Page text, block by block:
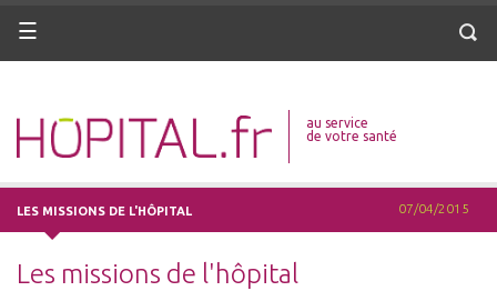
ANNUAIRE
VOTRE SANTÉ
DROITS & DÉMARCHES
MISSIONS
ANNUAIRE
VOTRE SANTÉ
DROITS & DÉMARCHES
MISSIONS
Menu
Menu
au service
de votre santé
LES MISSIONS DE L'HÔPITAL 07/04/2015
Les missions de l'hôpital